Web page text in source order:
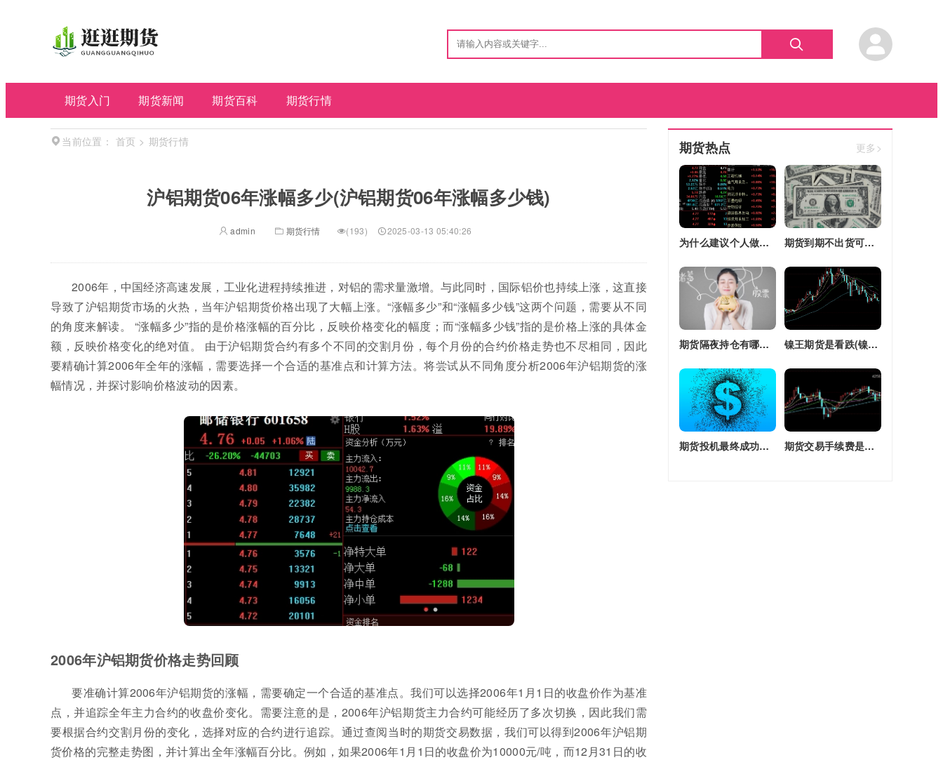
期货入门 期货新闻 期货百科 期货行情
当前位置： 首页 > 期货行情
沪铝期货06年涨幅多少(沪铝期货06年涨幅多少钱)
admin 期货行情 (193) 2025-03-13 05:40:26
2006年，中国经济高速发展，工业化进程持续推进，对铝的需求量激增。与此同时，国际铝价也持续上涨，这直接
导致了沪铝期货市场的火热，当年沪铝期货价格出现了大幅上涨。“涨幅多少”和“涨幅多少钱”这两个问题，需要从不同
的角度来解读。 “涨幅多少”指的是价格涨幅的百分比，反映价格变化的幅度；而“涨幅多少钱”指的是价格上涨的具体金
额，反映价格变化的绝对值。 由于沪铝期货合约有多个不同的交割月份，每个月份的合约价格走势也不尽相同，因此
要精确计算2006年全年的涨幅，需要选择一个合适的基准点和计算方法。将尝试从不同角度分析2006年沪铝期货的涨
幅情况，并探讨影响价格波动的因素。
2006年沪铝期货价格走势回顾
要准确计算2006年沪铝期货的涨幅，需要确定一个合适的基准点。我们可以选择2006年1月1日的收盘价作为基准
点，并追踪全年主力合约的收盘价变化。需要注意的是，2006年沪铝期货主力合约可能经历了多次切换，因此我们需
要根据合约交割月份的变化，选择对应的合约进行追踪。通过查阅当时的期货交易数据，我们可以得到2006年沪铝期
货价格的完整走势图，并计算出全年涨幅百分比。例如，如果2006年1月1日的收盘价为10000元/吨，而12月31日的收
期货热点 更多>
为什么建议个人做期货(为什么建议个人做期货交易) 期货到期不出货可以转平仓吗吗(期货如果到期不平仓怎么办)
期货隔夜持仓有哪些(期货隔夜持仓有哪些风险) 镍王期货是看跌(镍王期货是看跌还是看涨)
期货投机最终成功率(期货投机最终成功率是多少) 期货交易手续费是单边还是双边收(期货交易手续费是单边还是双边收费)